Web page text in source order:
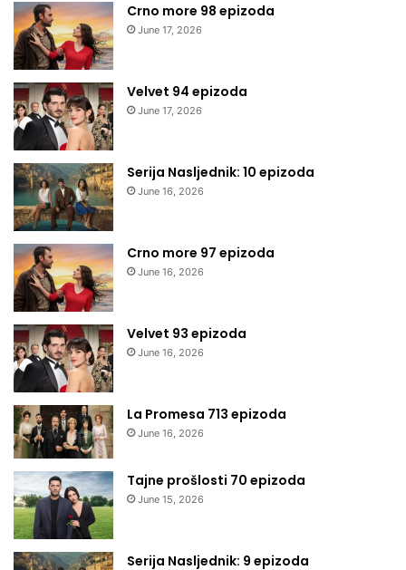
Crno more 98 epizoda
June 17, 2026
Velvet 94 epizoda
June 17, 2026
Serija Nasljednik: 10 epizoda
June 16, 2026
Crno more 97 epizoda
June 16, 2026
Velvet 93 epizoda
June 16, 2026
La Promesa 713 epizoda
June 16, 2026
Tajne prošlosti 70 epizoda
June 15, 2026
Serija Nasljednik: 9 epizoda